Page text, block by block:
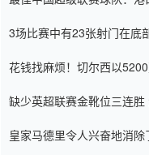
3场比赛中有23张射门在底
花钱找麻烦！切尔西以
缺少英超联赛金靴位三连胜
皇家马德里令人兴奋地消除